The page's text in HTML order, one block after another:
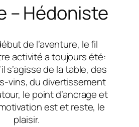
– Hédoniste
de l’aventure, le fil
activité a toujours été:
s’agisse de la table, des
vins, du divertissement
le point d’ancrage et
est et reste, le
plaisir.